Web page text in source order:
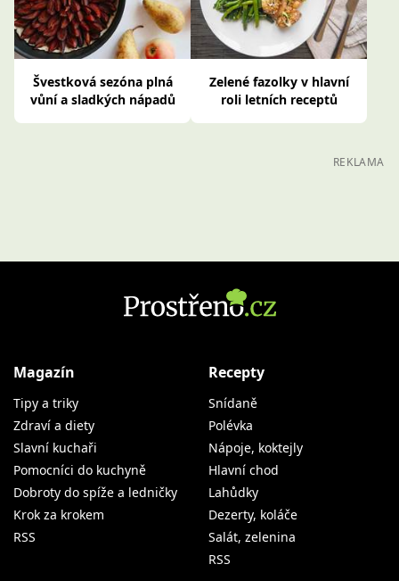
Švestková sezóna plná
vůní a sladkých nápadů
Zelené fazolky v hlavní
roli letních receptů
REKLAMA
Magazín
Tipy a triky
Zdraví a diety
Slavní kuchaři
Pomocníci do kuchyně
Dobroty do spíže a ledničky
Krok za krokem
RSS
Recepty
Snídaně
Polévka
Nápoje, koktejly
Hlavní chod
Lahůdky
Dezerty, koláče
Salát, zelenina
RSS